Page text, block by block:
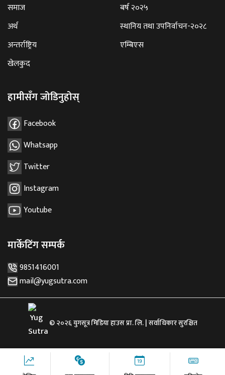
समाज
अर्थ
अन्तर्राष्ट्रिय
खेलकुद
बर्ष २०२५
स्थानिय तथा उपनिर्वाचन-२०२८
एम्बिएस
हामीसँग जोडिनुहोस्
Facebook
Whatsapp
Twitter
Instagram
Youtube
मार्केटिंग सम्पर्क
9851416001
mail@yugsutra.com
© २०२६ युगसूत्र मिडिया हाउस प्रा. लि. | सर्वाधिकार सुरक्षित